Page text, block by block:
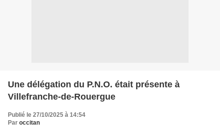
Une délégation du P.N.O. était présente à
Villefranche-de-Rouergue
Publié le 27/10/2025 à 14:54
Par occitan